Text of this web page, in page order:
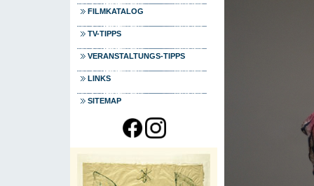
FILMKATALOG
TV-TIPPS
VERANSTALTUNGS-TIPPS
LINKS
SITEMAP